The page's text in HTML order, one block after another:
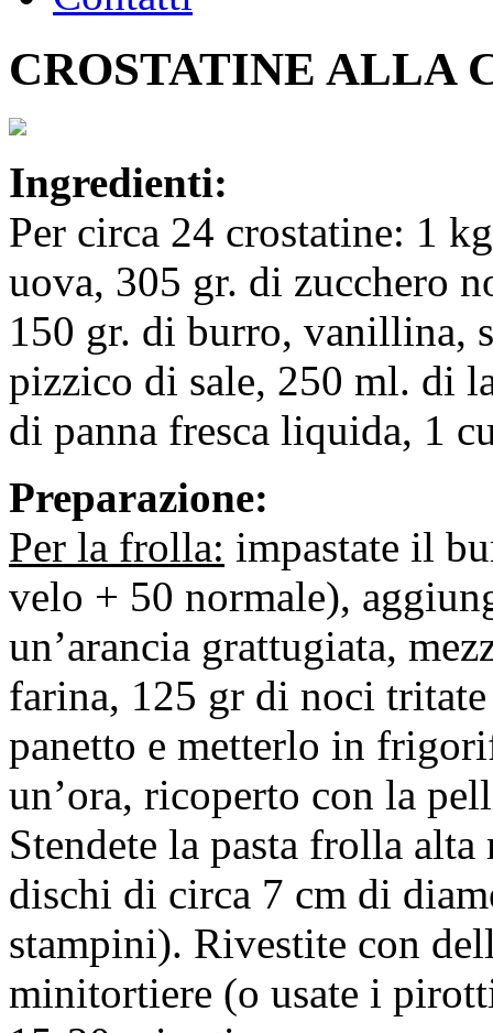
CROSTATINE ALLA
Ingredienti:
Per circa 24 crostatine: 1
uova, 305 gr. di zucchero
150 gr. di burro, vanillina,
pizzico di sale, 250 ml. di
di panna fresca liquida, 1
Preparazione:
Per la frolla: impastate il
velo + 50 normale),
un’arancia grattugiata,
farina, 125 gr di noci
panetto e metterlo in
un’ora, ricoperto con la
Stendete la pasta frolla
dischi di circa 7 cm di
stampini). Rivestite con
minitortiere (o usate i